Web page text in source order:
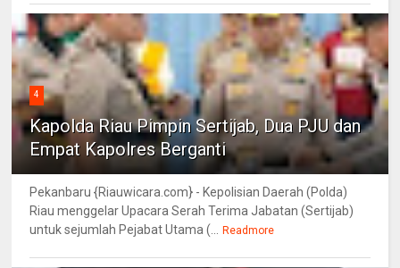
4
Kapolda Riau Pimpin Sertijab, Dua PJU dan
Empat Kapolres Berganti
Pekanbaru {Riauwicara.com} - Kepolisian Daerah (Polda)
Riau menggelar Upacara Serah Terima Jabatan (Sertijab)
untuk sejumlah Pejabat Utama (... Readmore